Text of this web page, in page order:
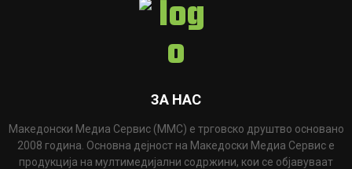
ЗА НАС
Македонски Медиа Сервис (ММС) е трговско друштво основано
2008 година. Основна дејност на Македоски Медиа Сервис е
продукција на мултимедијални содржини, кои се објавуваат